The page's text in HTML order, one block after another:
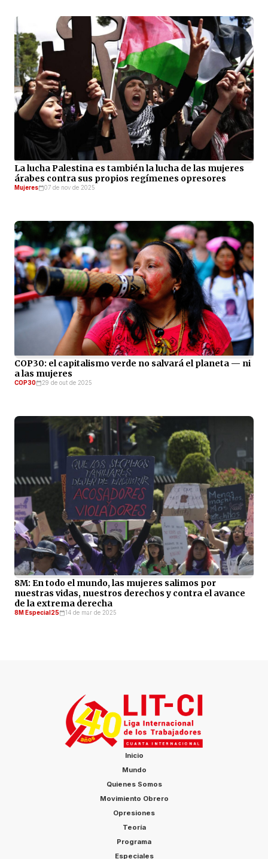
La lucha Palestina es también la lucha de las mujeres
árabes contra sus propios regímenes opresores
Mujeres 07 de nov de 2025
COP30: el capitalismo verde no salvará el planeta — ni
a las mujeres
COP30 29 de out de 2025
8M: En todo el mundo, las mujeres salimos por
nuestras vidas, nuestros derechos y contra el avance
de la extrema derecha
8M Especial25 14 de mar de 2025
Inicio
Mundo
Quienes Somos
Movimiento Obrero
Opresiones
Teoría
Programa
Especiales